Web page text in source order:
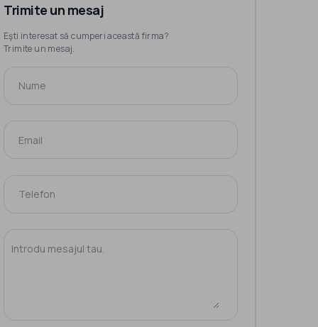
Trimite un mesaj
Eşti interesat să cumperi această firma?
Trimite un mesaj.